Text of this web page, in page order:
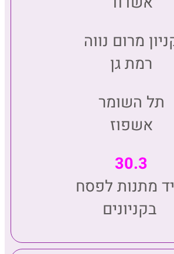
מרום נווה
רמת גן
תל השומר
אשפוז
30.3
מתנות לפסח
בקניונים